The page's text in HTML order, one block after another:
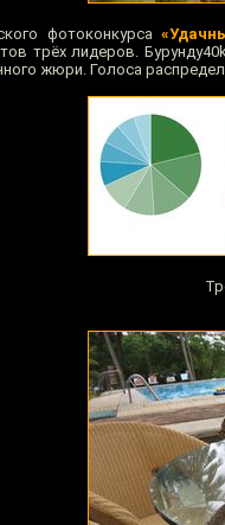
фотоконкурса
трёх лидеров.
жюри. Голоса